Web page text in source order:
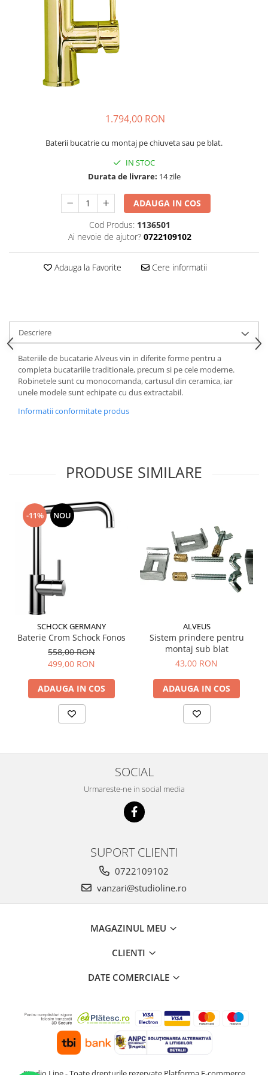
1.794,00 RON
Baterii bucatrie cu montaj pe chiuveta sau pe blat.
IN STOC
Durata de livrare: 14 zile
ADAUGA IN COS
Cod Produs: 1136501
Ai nevoie de ajutor? 0722109102
Adauga la Favorite Cere informatii
Descriere
Bateriile de bucatarie Alveus vin in diferite forme pentru a
completa bucatariile traditionale, precum si pe cele moderne.
Robinetele sunt cu monocomanda, cartusul din ceramica, iar
unele modele sunt echipate cu dus extractabil.
Informatii conformitate produs
PRODUSE SIMILARE
-11% NOU
SCHOCK GERMANY
Baterie Crom Schock Fonos
558,00 RON
499,00 RON
ADAUGA IN COS
ALVEUS
Sistem prindere pentru
montaj sub blat
43,00 RON
ADAUGA IN COS
SOCIAL
Urmareste-ne in social media
SUPORT CLIENTI
0722109102
vanzari@studioline.ro
MAGAZINUL MEU
CLIENTI
DATE COMERCIALE